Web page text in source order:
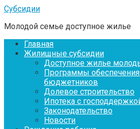
Перейти
контенту
Субсидии
Молодой семье доступное жилье
Главная
Жилищные субсидии
Доступное жилье
Программы
бюджетников
Долевое строительство
Ипотека с
Законодательство
Новости